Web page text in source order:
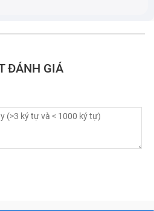
gặp
màn hình Vivo
ĐÁNH GIÁ